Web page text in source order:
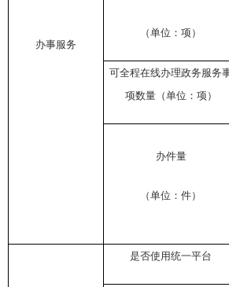
办事服务
（单位：项）
可全程在线办理政务服务
项数量（单位：项）
办件量
（单位：件）
是否使用统一平台